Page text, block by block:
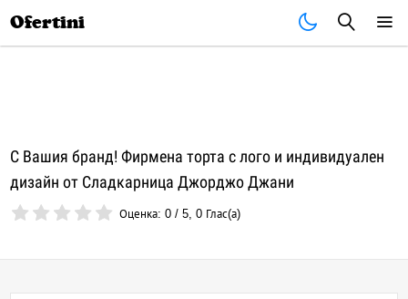
Ofertini
С Вашия бранд! Фирмена торта с лого и индивидуален
дизайн от Сладкарница Джорджо Джани
Оценка:0 /5,0 Глас(а)